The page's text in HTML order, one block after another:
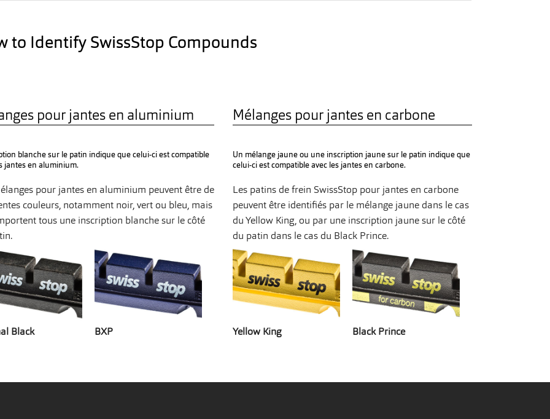
to Identify SwissStop Compounds
pour jantes en aluminium
blanche sur le patin indique que celui-ci est compatible
jantes en aluminium.
pour jantes en aluminium peuvent être de
couleurs, notamment noir, vert ou bleu, mais
tous une inscription blanche sur le côté
Black BXP
Mélanges pour jantes en carbone
Un mélange jaune ou une inscription jaune sur le patin indique que
celui-ci est compatible avec les jantes en carbone.
Les patins de frein SwissStop pour jantes en carbone
peuvent être identifiés par le mélange jaune dans le cas
du Yellow King, ou par une inscription jaune sur le côté
du patin dans le cas du Black Prince.
Yellow King Black Prince